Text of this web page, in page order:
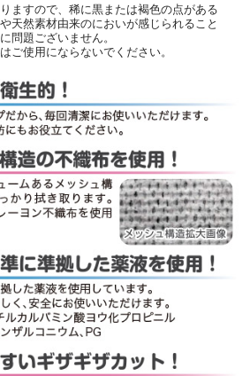
ますので、稀に黒または褐色の点がある
天然素材由来のにおいが感じられること
問題ございません。
ご使用にならないでください。